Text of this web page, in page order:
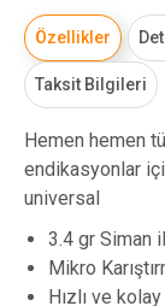
Özellikler
Taksit Bilgileri
Hemen hemen
endikasyonlar
universal
3.4 gr Siman
Mikro
Hızlı ve